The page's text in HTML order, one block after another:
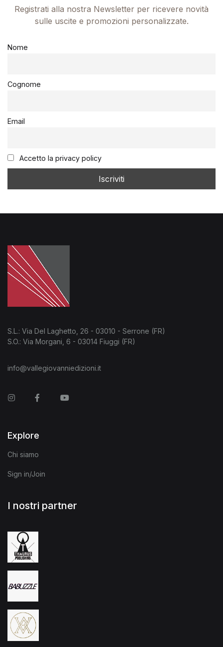
Registrati alla nostra Newsletter per ricevere novità
sulle uscite e promozioni personalizzate.
Nome
Cognome
Email
Accetto la privacy policy
S.L.: Via Del Laghetto, 26 - 03010 - Serrone (FR)
S.O.: Via Morgani, 6 - 03014 Fiuggi (FR)
info@vallegiovanniedizioni.it
InstagramFacebookYou Tube
Explore
Chi siamo
Sign in/Join
I nostri partner